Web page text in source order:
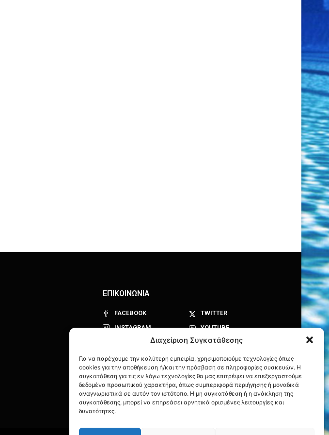
Διαχείριση Συγκατάθεσης
Για να παρέχουμε την καλύτερη εμπειρία, χρησιμοποιούμε τεχνολογίες όπως
cookies για την αποθήκευση ή/και την πρόσβαση σε πληροφορίες συσκευών. Η
συγκατάθεση για τις εν λόγω τεχνολογίες θα μας επιτρέψει να επεξεργαστούμε
δεδομένα προσωπικού χαρακτήρα, όπως συμπεριφορά περιήγησης ή μοναδικά
αναγνωριστικά σε αυτόν τον ιστότοπο. Η μη συγκατάθεση ή η ανάκληση της
συγκατάθεσης, μπορεί να επηρεάσει αρνητικά ορισμένες λειτουργίες και
δυνατότητες.
ΕΠΙΚΟΙΝΩΝΙΑ
FACEBOOK
TWITTER
INSTAGRAM
YOUTUBE